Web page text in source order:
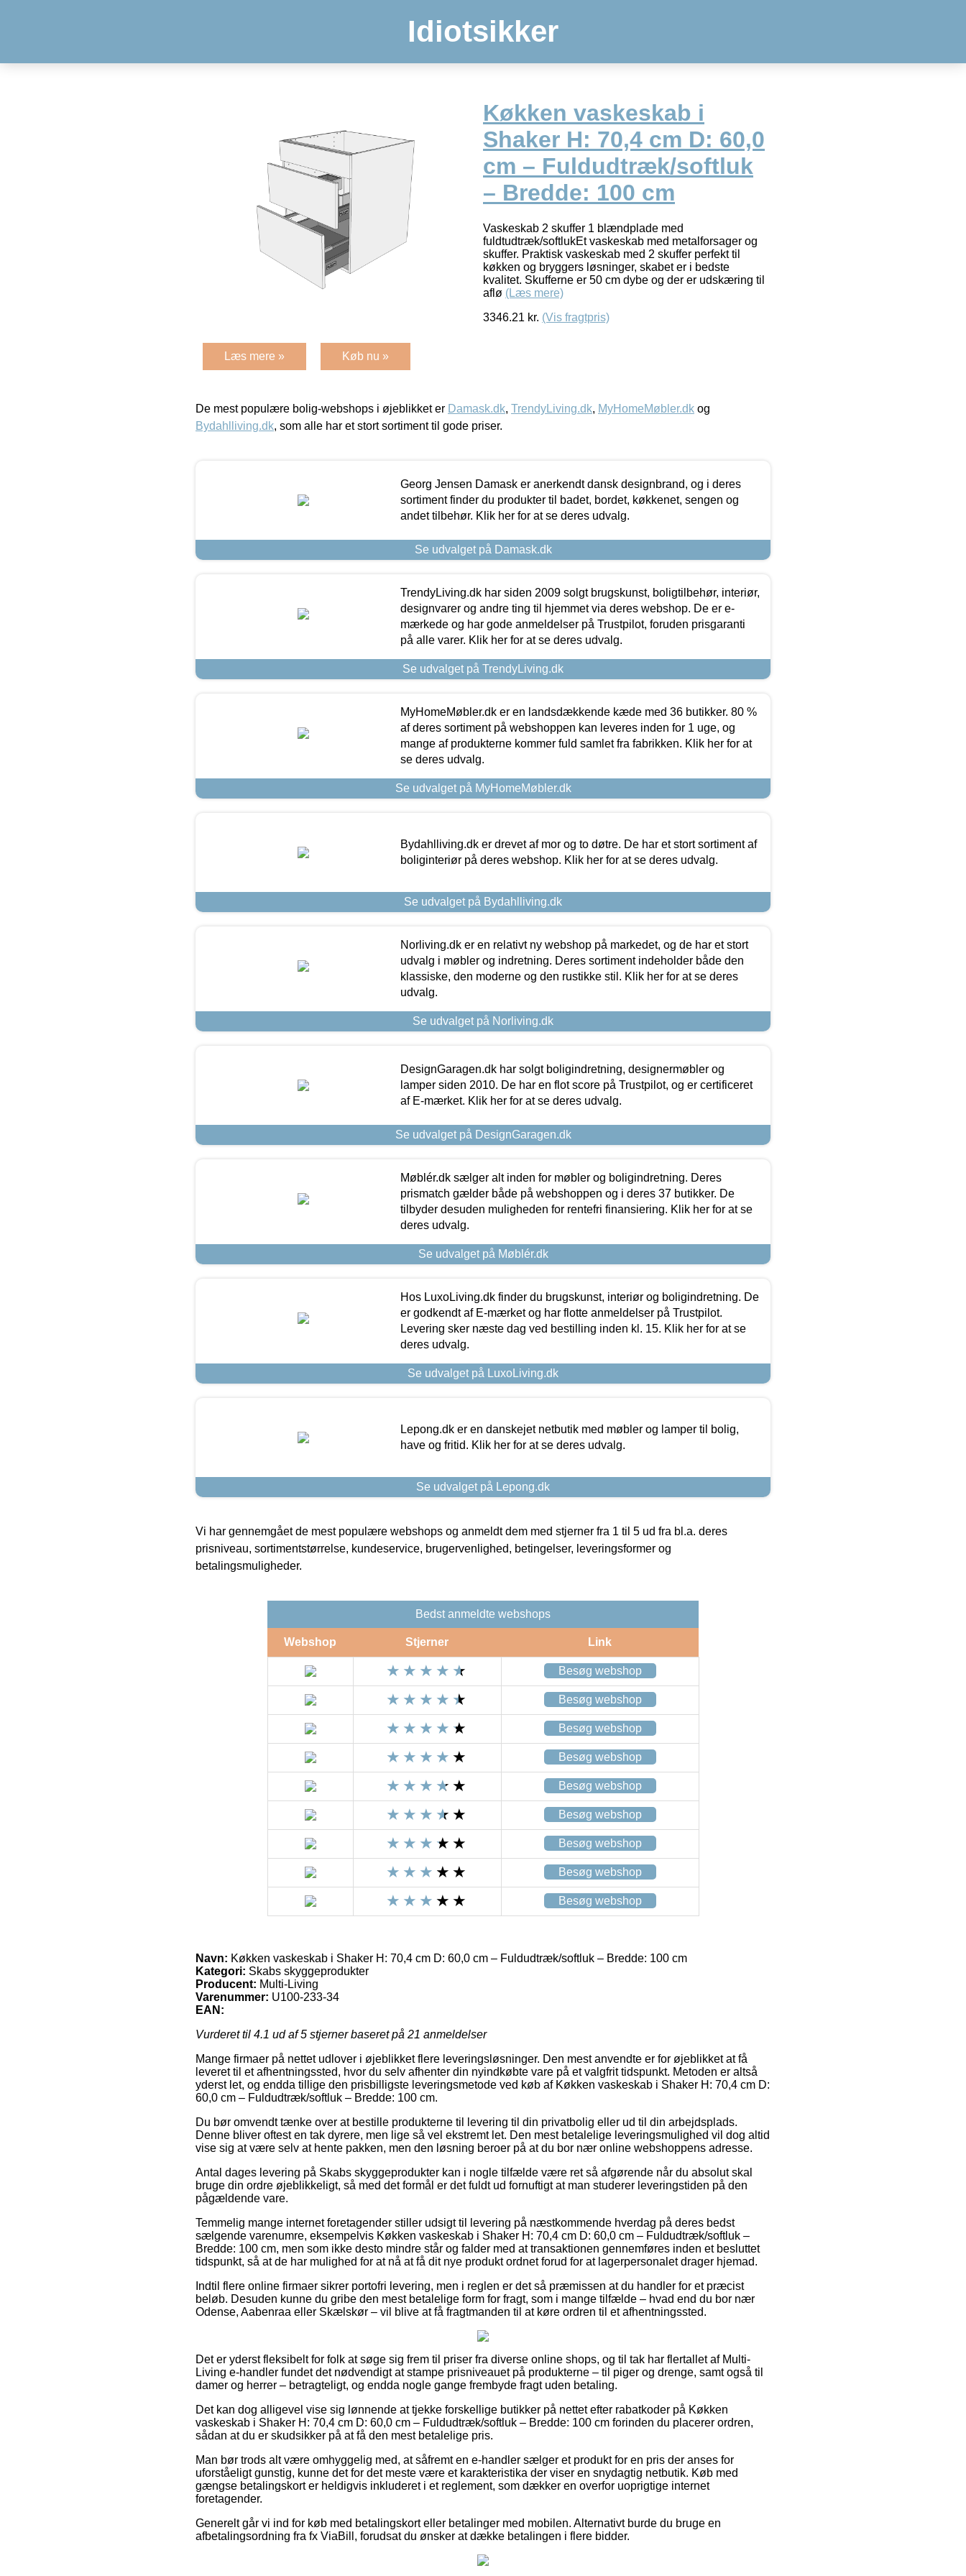
Idiotsikker
Køkken vaskeskab i
Shaker H: 70,4 cm D: 60,0
cm – Fuldudtræk/softluk
– Bredde: 100 cm
Vaskeskab 2 skuffer 1 blændplade med
fuldtudtræk/softlukEt vaskeskab med metalforsager og
skuffer. Praktisk vaskeskab med 2 skuffer perfekt til
køkken og bryggers løsninger, skabet er i bedste
kvalitet. Skufferne er 50 cm dybe og der er udskæring til
aflø (Læs mere)
3346.21 kr. (Vis fragtpris)
Læs mere » Køb nu »
De mest populære bolig-webshops i øjeblikket er Damask.dk, TrendyLiving.dk, MyHomeMøbler.dk og
Bydahlliving.dk, som alle har et stort sortiment til gode priser.
Georg Jensen Damask er anerkendt dansk designbrand, og i deres
sortiment finder du produkter til badet, bordet, køkkenet, sengen og
andet tilbehør. Klik her for at se deres udvalg.
Se udvalget på Damask.dk
TrendyLiving.dk har siden 2009 solgt brugskunst, boligtilbehør, interiør,
designvarer og andre ting til hjemmet via deres webshop. De er e-
mærkede og har gode anmeldelser på Trustpilot, foruden prisgaranti
på alle varer. Klik her for at se deres udvalg.
Se udvalget på TrendyLiving.dk
MyHomeMøbler.dk er en landsdækkende kæde med 36 butikker. 80 %
af deres sortiment på webshoppen kan leveres inden for 1 uge, og
mange af produkterne kommer fuld samlet fra fabrikken. Klik her for at
se deres udvalg.
Se udvalget på MyHomeMøbler.dk
Bydahlliving.dk er drevet af mor og to døtre. De har et stort sortiment af
boliginteriør på deres webshop. Klik her for at se deres udvalg.
Se udvalget på Bydahlliving.dk
Norliving.dk er en relativt ny webshop på markedet, og de har et stort
udvalg i møbler og indretning. Deres sortiment indeholder både den
klassiske, den moderne og den rustikke stil. Klik her for at se deres
udvalg.
Se udvalget på Norliving.dk
DesignGaragen.dk har solgt boligindretning, designermøbler og
lamper siden 2010. De har en flot score på Trustpilot, og er certificeret
af E-mærket. Klik her for at se deres udvalg.
Se udvalget på DesignGaragen.dk
Møblér.dk sælger alt inden for møbler og boligindretning. Deres
prismatch gælder både på webshoppen og i deres 37 butikker. De
tilbyder desuden muligheden for rentefri finansiering. Klik her for at se
deres udvalg.
Se udvalget på Møblér.dk
Hos LuxoLiving.dk finder du brugskunst, interiør og boligindretning. De
er godkendt af E-mærket og har flotte anmeldelser på Trustpilot.
Levering sker næste dag ved bestilling inden kl. 15. Klik her for at se
deres udvalg.
Se udvalget på LuxoLiving.dk
Lepong.dk er en danskejet netbutik med møbler og lamper til bolig,
have og fritid. Klik her for at se deres udvalg.
Se udvalget på Lepong.dk
Vi har gennemgået de mest populære webshops og anmeldt dem med stjerner fra 1 til 5 ud fra bl.a. deres
prisniveau, sortimentstørrelse, kundeservice, brugervenlighed, betingelser, leveringsformer og
betalingsmuligheder.
Bedst anmeldte webshops
Webshop Stjerner Link
Besøg webshop
Besøg webshop
Besøg webshop
Besøg webshop
Besøg webshop
Besøg webshop
Besøg webshop
Besøg webshop
Besøg webshop
Navn: Køkken vaskeskab i Shaker H: 70,4 cm D: 60,0 cm – Fuldudtræk/softluk – Bredde: 100 cm
Kategori: Skabs skyggeprodukter
Producent: Multi-Living
Varenummer: U100-233-34
EAN:
Vurderet til 4.1 ud af 5 stjerner baseret på 21 anmeldelser
Mange firmaer på nettet udlover i øjeblikket flere leveringsløsninger. Den mest anvendte er for øjeblikket at få
leveret til et afhentningssted, hvor du selv afhenter din nyindkøbte vare på et valgfrit tidspunkt. Metoden er altså
yderst let, og endda tillige den prisbilligste leveringsmetode ved køb af Køkken vaskeskab i Shaker H: 70,4 cm D:
60,0 cm – Fuldudtræk/softluk – Bredde: 100 cm.
Du bør omvendt tænke over at bestille produkterne til levering til din privatbolig eller ud til din arbejdsplads.
Denne bliver oftest en tak dyrere, men lige så vel ekstremt let. Den mest betalelige leveringsmulighed vil dog altid
vise sig at være selv at hente pakken, men den løsning beroer på at du bor nær online webshoppens adresse.
Antal dages levering på Skabs skyggeprodukter kan i nogle tilfælde være ret så afgørende når du absolut skal
bruge din ordre øjeblikkeligt, så med det formål er det fuldt ud fornuftigt at man studerer leveringstiden på den
pågældende vare.
Temmelig mange internet foretagender stiller udsigt til levering på næstkommende hverdag på deres bedst
sælgende varenumre, eksempelvis Køkken vaskeskab i Shaker H: 70,4 cm D: 60,0 cm – Fuldudtræk/softluk –
Bredde: 100 cm, men som ikke desto mindre står og falder med at transaktionen gennemføres inden et besluttet
tidspunkt, så at de har mulighed for at nå at få dit nye produkt ordnet forud for at lagerpersonalet drager hjemad.
Indtil flere online firmaer sikrer portofri levering, men i reglen er det så præmissen at du handler for et præcist
beløb. Desuden kunne du gribe den mest betalelige form for fragt, som i mange tilfælde – hvad end du bor nær
Odense, Aabenraa eller Skælskør – vil blive at få fragtmanden til at køre ordren til et afhentningssted.
Det er yderst fleksibelt for folk at søge sig frem til priser fra diverse online shops, og til tak har flertallet af Multi-
Living e-handler fundet det nødvendigt at stampe prisniveauet på produkterne – til piger og drenge, samt også til
damer og herrer – betragteligt, og endda nogle gange frembyde fragt uden betaling.
Det kan dog alligevel vise sig lønnende at tjekke forskellige butikker på nettet efter rabatkoder på Køkken
vaskeskab i Shaker H: 70,4 cm D: 60,0 cm – Fuldudtræk/softluk – Bredde: 100 cm forinden du placerer ordren,
sådan at du er skudsikker på at få den mest betalelige pris.
Man bør trods alt være omhyggelig med, at såfremt en e-handler sælger et produkt for en pris der anses for
uforståeligt gunstig, kunne det for det meste være et karakteristika der viser en snydagtig netbutik. Køb med
gængse betalingskort er heldigvis inkluderet i et reglement, som dækker en overfor uoprigtige internet
foretagender.
Generelt går vi ind for køb med betalingskort eller betalinger med mobilen. Alternativt burde du bruge en
afbetalingsordning fra fx ViaBill, forudsat du ønsker at dække betalingen i flere bidder.